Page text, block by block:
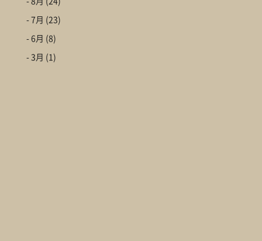
- 7月 (23)
- 6月 (8)
- 3月 (1)